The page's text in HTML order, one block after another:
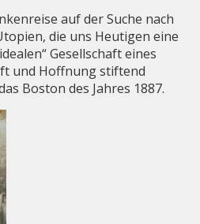
auf der Suche nach
die uns Heutigen eine
Gesellschaft eines
und Hoffnung stiftend
Boston des Jahres 1887.